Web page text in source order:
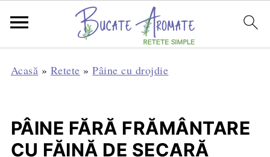
Acasă » Retete »Pâine cu drojdie
PÂINE FĂRĂ FRĂMÂNTARE
CU FĂINĂ DE SECARĂ